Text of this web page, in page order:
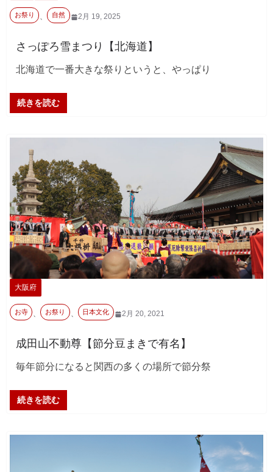
2月 19, 2025
お祭り 、 自然
さっぽろ雪まつり【北海道】
北海道で一番大きな祭りというと、やっぱり
続きを読む
大阪府
2月 20, 2021
お寺 、 お祭り 、 日本文化
成田山不動尊【節分豆まきで有名】
毎年節分になると関西の多くの場所で節分祭
続きを読む